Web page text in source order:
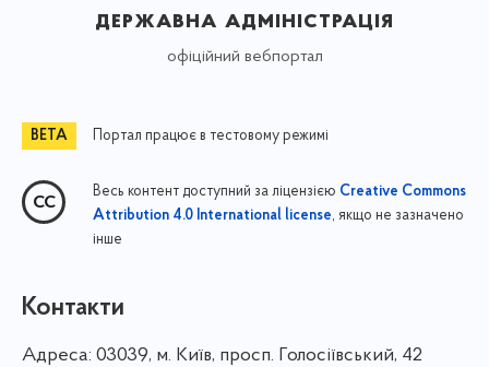
державна адміністрація
офіційний вебпортал
Портал працює в тестовому режимі
Весь контент доступний за ліцензією Creative Commons
Attribution 4.0 International license, якщо не зазначено
інше
Контакти
Адреса: 03039, м. Київ, просп. Голосіївський, 42